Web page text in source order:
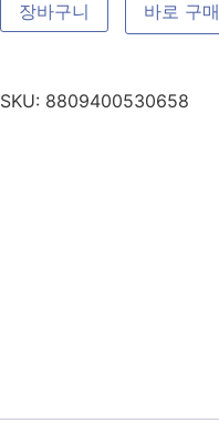
장바구니 바로 구매
SKU: 8809400530658